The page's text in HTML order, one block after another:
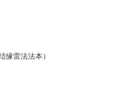
缘雷法法本）